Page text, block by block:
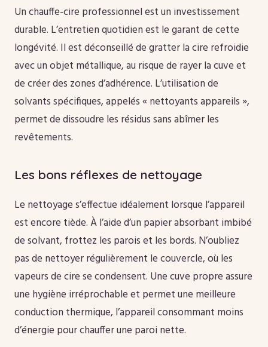
Un chauffe-cire professionnel est un investissement
durable. L’entretien quotidien est le garant de cette
longévité. Il est déconseillé de gratter la cire refroidie
avec un objet métallique, au risque de rayer la cuve et
de créer des zones d’adhérence. L’utilisation de
solvants spécifiques, appelés « nettoyants appareils »,
permet de dissoudre les résidus sans abîmer les
revêtements.
Les bons réflexes de nettoyage
Le nettoyage s’effectue idéalement lorsque l’appareil
est encore tiède. À l’aide d’un papier absorbant imbibé
de solvant, frottez les parois et les bords. N’oubliez
pas de nettoyer régulièrement le couvercle, où les
vapeurs de cire se condensent. Une cuve propre assure
une hygiène irréprochable et permet une meilleure
conduction thermique, l’appareil consommant moins
d’énergie pour chauffer une paroi nette.